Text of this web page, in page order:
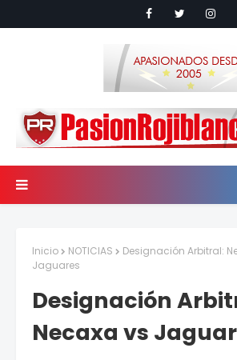
Inicio NOTICIAS
Designación Arbitral:
Jaguares
Designación
Necaxa vs